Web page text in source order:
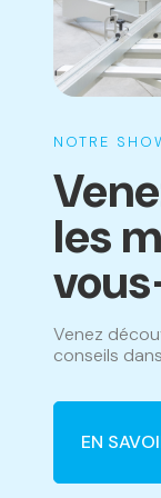
NOTRE
les
Venez
conseils
EN